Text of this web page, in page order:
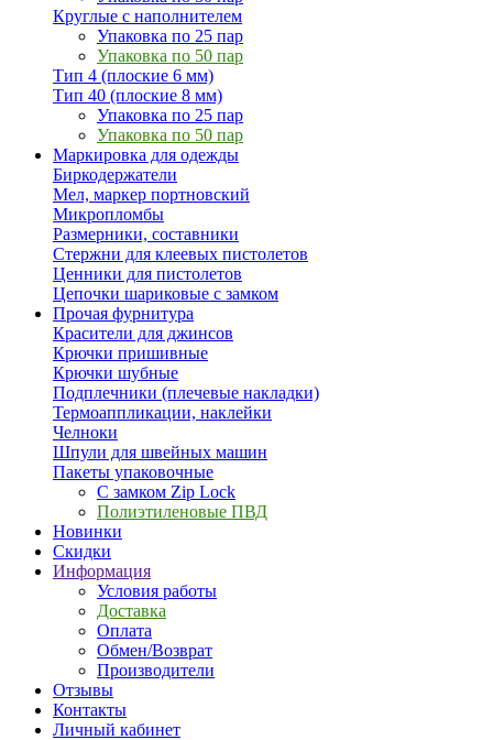
Круглые с наполнителем
Упаковка по 25 пар
Упаковка по 50 пар
Тип 4 (плоские 6 мм)
Тип 40 (плоские 8 мм)
Упаковка по 25 пар
Упаковка по 50 пар
Маркировка для одежды
Биркодержатели
Мел, маркер портновский
Микропломбы
Размерники, составники
Стержни для клеевых пистолетов
Ценники для пистолетов
Цепочки шариковые с замком
Прочая фурнитура
Красители для джинсов
Крючки пришивные
Крючки шубные
Подплечники (плечевые накладки)
Термоаппликации, наклейки
Челноки
Шпули для швейных машин
Пакеты упаковочные
С замком Zip Lock
Полиэтиленовые ПВД
Новинки
Скидки
Информация
Условия работы
Доставка
Оплата
Обмен/Возврат
Производители
Отзывы
Контакты
Личный кабинет